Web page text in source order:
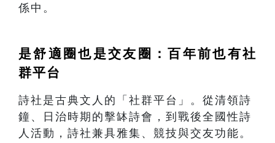
係中。
是舒適圈也是交友圈：百年前也有社
群平台
詩社是古典文人的「社群平台」。從清領詩
鐘、日治時期的擊缽詩會，到戰後全國性詩
人活動，詩社兼具雅集、競技與交友功能。